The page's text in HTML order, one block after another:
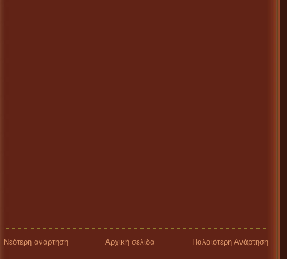
Νεότερη ανάρτηση Παλαιότερη Ανάρτηση
Αρχική σελίδα